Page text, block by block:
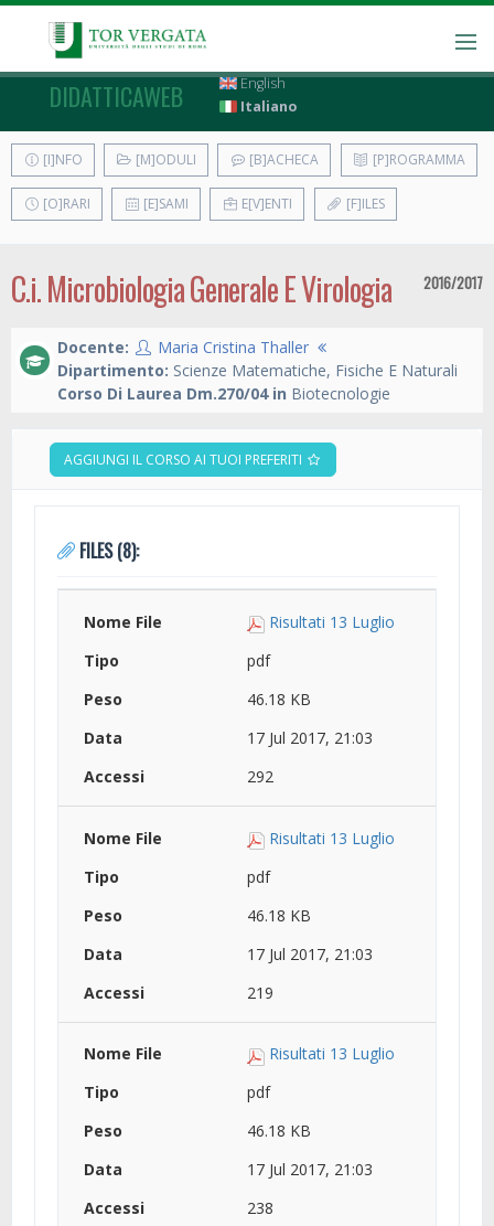
DIDATTICAWEB
English
Italiano
[I]NFO [M]ODULI [B]ACHECA [P]ROGRAMMA
[O]RARI [E]SAMI E[V]ENTI [F]ILES
C.i. Microbiologia Generale E Virologia 2016/2017
Docente:
Maria Cristina Thaller
Dipartimento: Scienze Matematiche, Fisiche E Naturali
Corso Di Laurea Dm.270/04 in Biotecnologie
AGGIUNGI IL CORSO AI TUOI PREFERITI
FILES (8):
Risultati 13 Luglio
pdf
46.18 KB
17 Jul 2017, 21:03
292
Risultati 13 Luglio
pdf
46.18 KB
17 Jul 2017, 21:03
219
Risultati 13 Luglio
pdf
46.18 KB
17 Jul 2017, 21:03
238